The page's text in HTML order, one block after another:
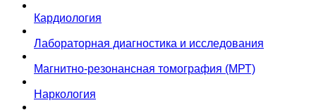
Кардиология
Лабораторная диагностика и исследования
Магнитно-резонансная томография (МРТ)
Наркология